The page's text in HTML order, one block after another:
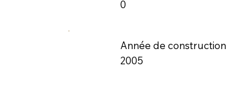
0
Année de construction
2005